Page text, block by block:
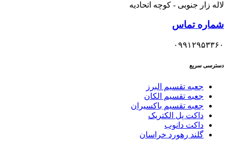
لاله زار جنوبی - کوچه اتحادیه
شماره تماس
۰۹۹۱۲۹۵۳۳۶۰
دسترسی سریع
جعبه تقسیم البرز
جعبه تقسیم الکان
جعبه تقسیم باکسیران
داکت پل الکتریک
داکت دانوب
گلند رهورد خراسان